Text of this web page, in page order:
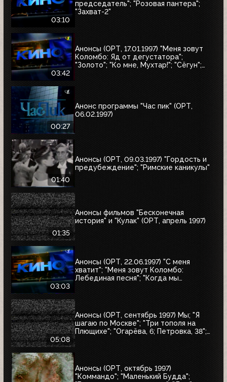
03:10
председатель"; "Розовая пантера";
"Захват-2"
03:42
Анонсы (ОРТ, 17.01.1997) "Меня зовут
Коломбо: Яд от дегустатора";
"Золото"; "Ко мне, Мухтар!"; "Сёгун";
00:27
Анонс программы "Час пик" (ОРТ,
06.02.1997)
01:40
Анонсы (ОРТ, 09.03.1997) "Гордость и
предубеждение"; "Римские каникулы"
01:35
Анонсы фильмов "Бесконечная
история" и "Кулак" (ОРТ, апрель 1997)
03:03
Анонсы (ОРТ, 22.06.1997) "С меня
хватит"; "Меня зовут Коломбо:
Лебединая песня"; "Когда мы
05:08
Анонсы (ОРТ, сентябрь 1997) Мы; "Я
шагаю по Москве"; "Три тополя на
Плющихе"; "Огарёва, 6; Петровка, 38";
Анонсы (ОРТ, октябрь 1997)
"Коммандо"; "Маленький Будда";